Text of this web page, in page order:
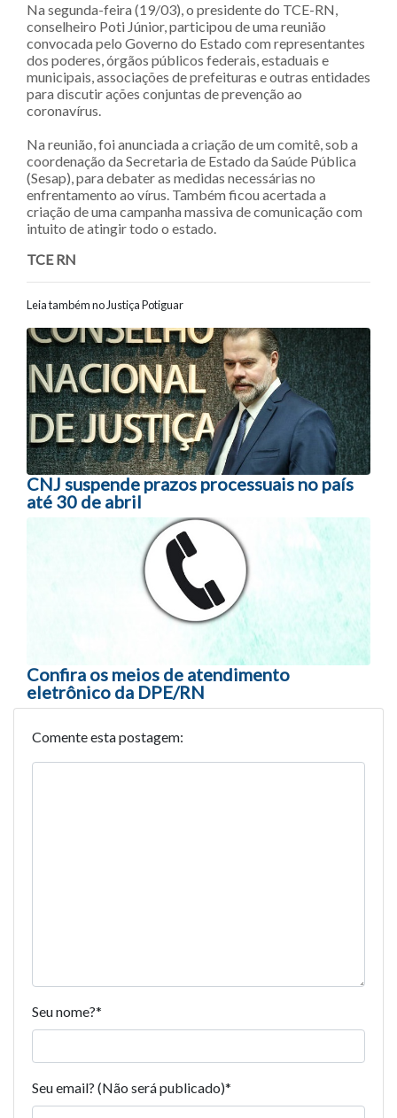
Na segunda-feira (19/03), o presidente do TCE-RN,
conselheiro Poti Júnior, participou de uma reunião
convocada pelo Governo do Estado com representantes
dos poderes, órgãos públicos federais, estaduais e
municipais, associações de prefeituras e outras entidades
para discutir ações conjuntas de prevenção ao
coronavírus.
Na reunião, foi anunciada a criação de um comitê, sob a
coordenação da Secretaria de Estado da Saúde Pública
(Sesap), para debater as medidas necessárias no
enfrentamento ao vírus. Também ficou acertada a
criação de uma campanha massiva de comunicação com
intuito de atingir todo o estado.
TCE RN
Leia também no Justiça Potiguar
Navegação entre posts
CNJ suspende prazos processuais no país
até 30 de abril
Confira os meios de atendimento
eletrônico da DPE/RN
Comente esta postagem:
Seu nome?*
Seu email? (Não será publicado)*